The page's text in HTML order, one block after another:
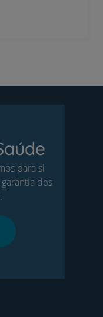
para si
dos